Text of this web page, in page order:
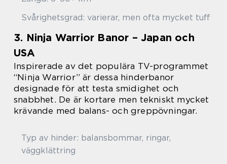
Svårighetsgrad: varierar, men ofta mycket tuff
3. Ninja Warrior Banor – Japan och
USA
Inspirerade av det populära TV-programmet
“Ninja Warrior” är dessa hinderbanor
designade för att testa smidighet och
snabbhet. De är kortare men tekniskt mycket
krävande med balans- och greppövningar.
Typ av hinder: balansbommar, ringar,
väggklättring